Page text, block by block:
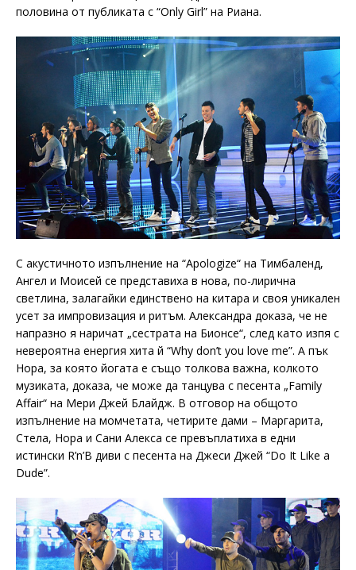
половина от публиката с “Only Girl” на Риана.
С акустичното изпълнение на “Apologize“ на Тимбаленд,
Ангел и Моисей се представиха в нова, по-лирична
светлина, залагайки единствено на китара и своя уникален
усет за импровизация и ритъм. Александра доказа, че не
напразно я наричат „сестрата на Бионсе“, след като изпя с
невероятна енергия хита й “Why don’t you love me”. А пък
Нора, за която йогата е също толкова важна, колкото
музиката, доказа, че може да танцува с песента „Family
Affair“ на Мери Джей Блайдж. В отговор на общото
изпълнение на момчетата, четирите дами – Маргарита,
Стела, Нора и Сани Алекса се превъплатиха в едни
истински R’n’B диви с песента на Джеси Джей “Do It Like a
Dude”.